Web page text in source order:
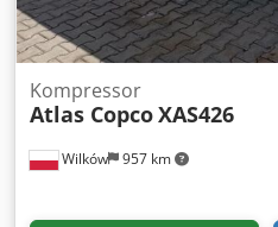
Wilków 957 km
Kompressor
Atlas CopcoXAS426